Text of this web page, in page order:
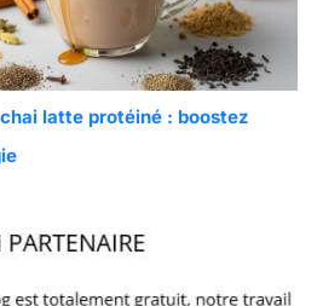
latte protéiné : boostez